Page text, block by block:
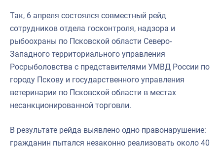
Инфографика
Укрепление духовно-нравственных ценностей
События в России и мире
Так, 6 апреля состоялся совместный рейд
сотрудников отдела госконтроля, надзора и
рыбоохраны по Псковской области Северо-
Западного территориального управления
Росрыболовства с представителями УМВД России по
городу Пскову и государственного управления
ветеринарии по Псковской области в местах
несанкционированной торговли.
В результате рейда выявлено одно правонарушение:
гражданин пытался незаконно реализовать около 40